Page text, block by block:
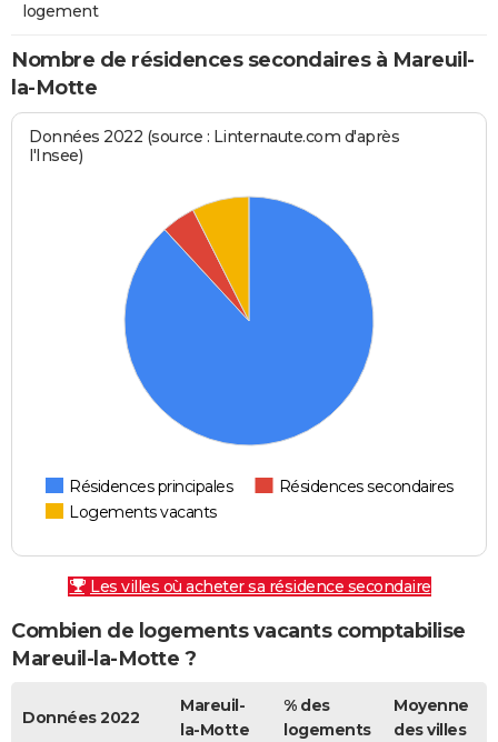
logement
Nombre de résidences secondaires à Mareuil-
la-Motte
Données 2022 (source : Linternaute.com d'après
l'Insee)
Résidences principales
Résidences secondaires
Logements vacants
Les villes où acheter sa résidence secondaire
Combien de logements vacants comptabilise
Mareuil-la-Motte ?
Données 2022
Mareuil-
la-Motte
% des
logements
Moyenne
des villes